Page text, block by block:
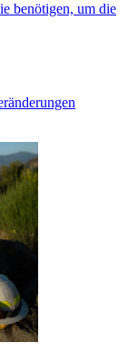
benötigen, um die